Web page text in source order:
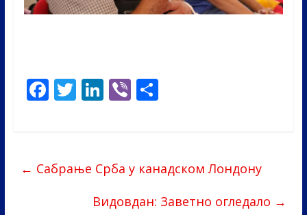
F
b
o
T Li
dI
n
Vi S
← Сабрање Срба у канадском Лондону
Видовдан: Заветно огледало →